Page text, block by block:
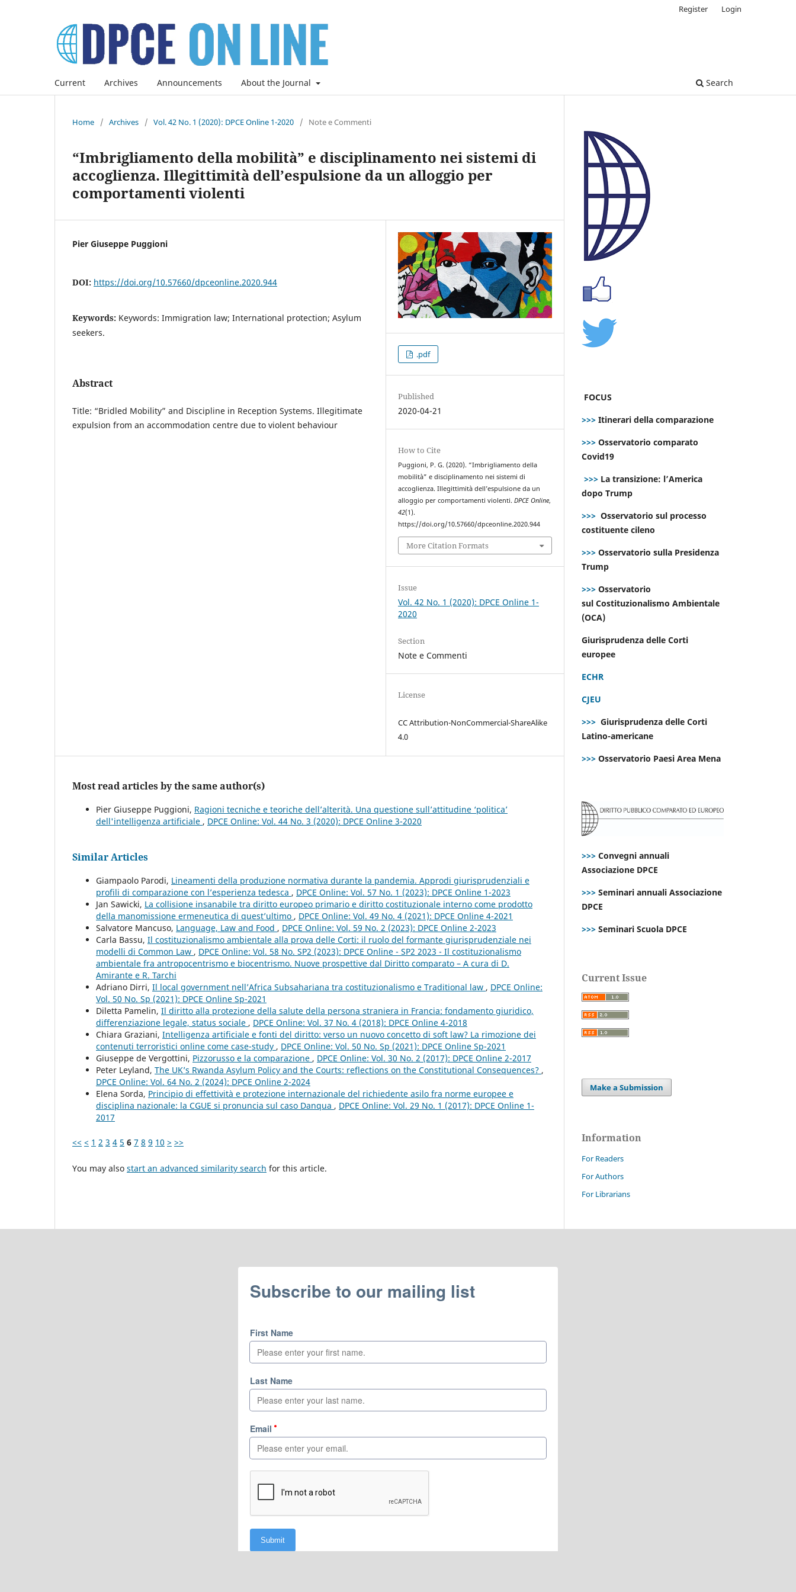
Current Archives Announcements About the Journal Search
Register Login
Home / Archives / Vol. 42 No. 1 (2020): DPCE Online 1-2020 / Note e Commenti
“Imbrigliamento della mobilità” e disciplinamento nei sistemi di
accoglienza. Illegittimità dell’espulsione da un alloggio per
comportamenti violenti
Pier Giuseppe Puggioni
DOI: https://doi.org/10.57660/dpceonline.2020.944
Keywords: Keywords: Immigration law; International protection; Asylum
seekers.
Abstract
Title: “Bridled Mobility” and Discipline in Reception Systems. Illegitimate
expulsion from an accommodation centre due to violent behaviour
.pdf
Published
2020-04-21
How to Cite
Puggioni, P. G. (2020). “Imbrigliamento della
mobilità” e disciplinamento nei sistemi di
accoglienza. Illegittimità dell’espulsione da un
alloggio per comportamenti violenti.DPCE Online,
42(1).
https://doi.org/10.57660/dpceonline.2020.944
More Citation Formats
Issue
Vol. 42 No. 1 (2020): DPCE Online 1-
2020
Section
Note e Commenti
License
CC Attribution-NonCommercial-ShareAlike
4.0
Most read articles by the same author(s)
Pier Giuseppe Puggioni, Ragioni tecniche e teoriche dell’alterità. Una questione sull’attitudine ‘politica’
dell'intelligenza artificiale , DPCE Online: Vol. 44 No. 3 (2020): DPCE Online 3-2020
Similar Articles
Giampaolo Parodi, Lineamenti della produzione normativa durante la pandemia. Approdi giurisprudenziali e
profili di comparazione con l’esperienza tedesca , DPCE Online: Vol. 57 No. 1 (2023): DPCE Online 1-2023
Jan Sawicki, La collisione insanabile tra diritto europeo primario e diritto costituzionale interno come prodotto
della manomissione ermeneutica di quest’ultimo , DPCE Online: Vol. 49 No. 4 (2021): DPCE Online 4-2021
Salvatore Mancuso, Language, Law and Food , DPCE Online: Vol. 59 No. 2 (2023): DPCE Online 2-2023
Carla Bassu, Il costituzionalismo ambientale alla prova delle Corti: il ruolo del formante giurisprudenziale nei
modelli di Common Law , DPCE Online: Vol. 58 No. SP2 (2023): DPCE Online - SP2 2023 - Il costituzionalismo
ambientale fra antropocentrismo e biocentrismo. Nuove prospettive dal Diritto comparato – A cura di D.
Amirante e R. Tarchi
Adriano Dirri, Il local government nell’Africa Subsahariana tra costituzionalismo e Traditional law , DPCE Online:
Vol. 50 No. Sp (2021): DPCE Online Sp-2021
Diletta Pamelin, Il diritto alla protezione della salute della persona straniera in Francia: fondamento giuridico,
differenziazione legale, status sociale , DPCE Online: Vol. 37 No. 4 (2018): DPCE Online 4-2018
Chiara Graziani, Intelligenza artificiale e fonti del diritto: verso un nuovo concetto di soft law? La rimozione dei
contenuti terroristici online come case-study , DPCE Online: Vol. 50 No. Sp (2021): DPCE Online Sp-2021
Giuseppe de Vergottini, Pizzorusso e la comparazione , DPCE Online: Vol. 30 No. 2 (2017): DPCE Online 2-2017
Peter Leyland, The UK’s Rwanda Asylum Policy and the Courts: reflections on the Constitutional Consequences? ,
DPCE Online: Vol. 64 No. 2 (2024): DPCE Online 2-2024
Elena Sorda, Principio di effettività e protezione internazionale del richiedente asilo fra norme europee e
disciplina nazionale: la CGUE si pronuncia sul caso Danqua , DPCE Online: Vol. 29 No. 1 (2017): DPCE Online 1-
2017
<< < 1 2 3 4 5 6 7 8 9 10 > >>
You may also start an advanced similarity search for this article.
FOCUS
>>> Itinerari della comparazione
>>> Osservatorio comparato
Covid19
>>> La transizione: l’America
dopo Trump
>>> Osservatorio sul processo
costituente cileno
>>> Osservatorio sulla Presidenza
Trump
>>> Osservatorio
sul Costituzionalismo Ambientale
(OCA)
Giurisprudenza delle Corti
europee
ECHR
CJEU
>>> Giurisprudenza delle Corti
Latino-americane
>>> Osservatorio Paesi Area Mena
>>> Convegni annuali
Associazione DPCE
>>> Seminari annuali Associazione
DPCE
>>> Seminari Scuola DPCE
Current Issue
Make a Submission
Information
For Readers
For Authors
For Librarians